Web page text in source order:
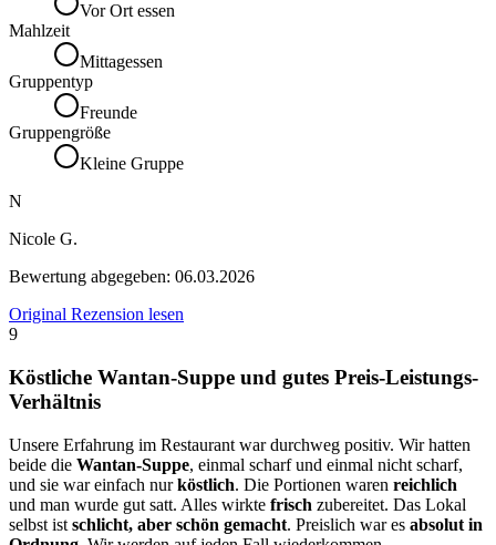
Vor Ort essen
Mahlzeit
Mittagessen
Gruppentyp
Freunde
Gruppengröße
Kleine Gruppe
N
Nicole G.
Bewertung abgegeben: 06.03.2026
Original Rezension lesen
9
Köstliche Wantan-Suppe und gutes Preis-Leistungs-
Verhältnis
Unsere Erfahrung im Restaurant war durchweg positiv. Wir hatten
beide die Wantan-Suppe, einmal scharf und einmal nicht scharf,
und sie war einfach nurköstlich. Die Portionen waren reichlich
und man wurde gut satt. Alles wirkte frisch zubereitet. Das Lokal
selbst ist schlicht, aber schön gemacht. Preislich war es absolut in